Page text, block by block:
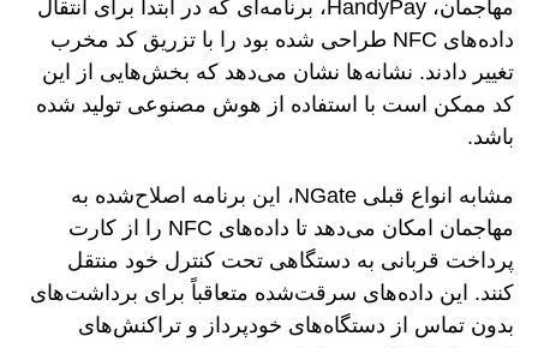
مهاجمان، HandyPay، برنامه‌ای که در ابتدا برای انتقال
داده‌های NFC طراحی شده بود را با تزریق کد مخرب
تغییر دادند. نشانه‌ها نشان می‌دهد که بخش‌هایی از این
کد ممکن است با استفاده از هوش مصنوعی تولید شده
باشد.
مشابه انواع قبلی NGate، این برنامه اصلاح‌شده به
مهاجمان امکان می‌دهد تا داده‌های NFC را از کارت
پرداخت قربانی به دستگاهی تحت کنترل خود منتقل
کنند. این داده‌های سرقت‌شده متعاقباً برای برداشت‌های
بدون تماس از دستگاه‌های خودپرداز و تراکنش‌های